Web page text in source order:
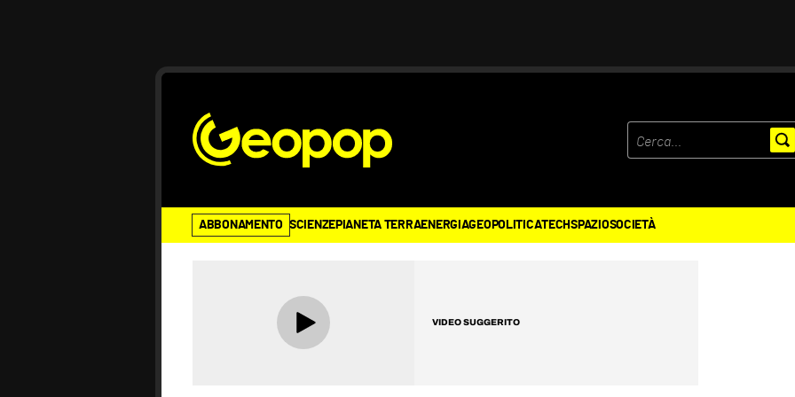
ABBONAMENTO SCIENZEPIANETA TERRAENERGIAGEOPOLITICATECHSPAZIOSOCIETÀ
VIDEO SUGGERITO